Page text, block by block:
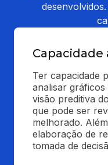
Capacidade
Ter capacidade
analisar
visão preditiva
que pode ser
melhorado.
elaboração de
tomada de